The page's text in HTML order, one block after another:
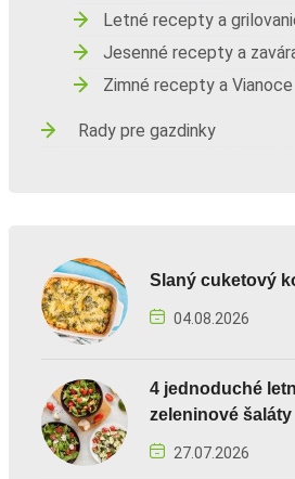
Letné recepty a
Jesenné recepty a
Zimné recepty a Vianoce
Rady pre gazdinky
Slaný cuketový
04.08.2026
4 jednoduché
zeleninové šaláty
27.07.2026